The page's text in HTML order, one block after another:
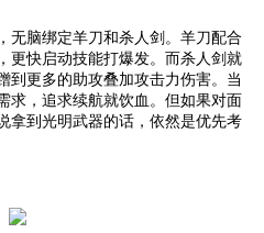
无脑绑定羊刀和杀人剑。羊刀配合
更快启动技能打爆发。而杀人剑就
到更多的助攻叠加攻击力伤害。当
求，追求续航就饮血。但如果对面
拿到光明武器的话，依然是优先考